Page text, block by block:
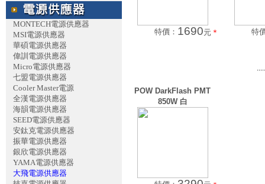
MONTECH電源供應器
MSI電源供應器
華碩電源供應器
偉訓電源供應器
Micro電源供應器
七盟電源供應器
Cooler Master電源
全漢電源供應器
海韻電源供應器
SEED電源供應器
安鈦克電源供應器
振華電源供應器
銀欣電源供應器
YAMA電源供應器
大飛電源供應器
特價： 1690元 ＊ 特
POW DarkFlash PMT
850W 白